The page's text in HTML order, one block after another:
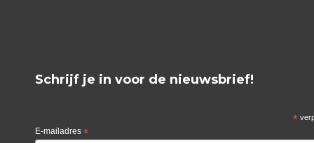
Schrijf je in voor de nieuwsbrief!
*
E-mailadres *